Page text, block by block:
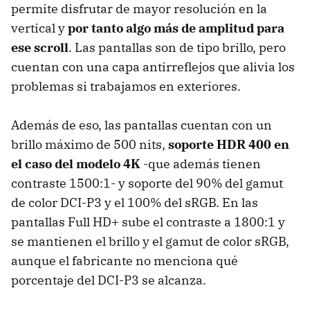
permite disfrutar de mayor resolución en la
vertical ypor tanto algo más de amplitud para
ese scroll. Las pantallas son de tipo brillo, pero
cuentan con una capa antirreflejos que alivia los
problemas si trabajamos en exteriores.
Además de eso, las pantallas cuentan con un
brillo máximo de 500 nits, soporte HDR 400 en
el caso del modelo 4K -que además tienen
contraste 1500:1- y soporte del 90% del gamut
de color DCI-P3 y el 100% del sRGB. En las
pantallas Full HD+ sube el contraste a 1800:1 y
se mantienen el brillo y el gamut de color sRGB,
aunque el fabricante no menciona qué
porcentaje del DCI-P3 se alcanza.